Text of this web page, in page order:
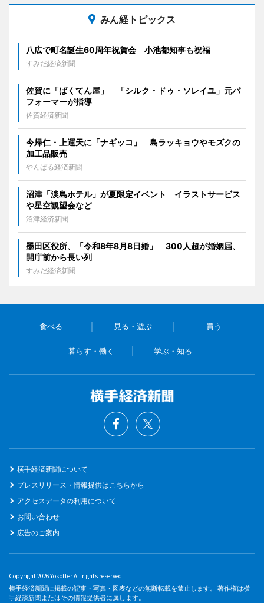
みん経トピックス
八広で町名誕生60周年祝賀会 小池都知事も祝福
すみだ経済新聞
佐賀に「ばくてん屋」 「シルク・ドゥ・ソレイユ」元パ
フォーマーが指導
佐賀経済新聞
今帰仁・上運天に「ナギッコ」 島ラッキョウやモズクの
加工品販売
やんばる経済新聞
沼津「淡島ホテル」が夏限定イベント イラストサービス
や星空観望会など
沼津経済新聞
墨田区役所、「令和8年8月8日婚」 300人超が婚姻届、
開庁前から長い列
すみだ経済新聞
食べる 見る・遊ぶ 買う
暮らす・働く 学ぶ・知る
横手経済新聞について
プレスリリース・情報提供はこちらから
アクセスデータの利用について
お問い合わせ
広告のご案内
Copyright 2026 Yokotter All rights reserved.
横手経済新聞に掲載の記事・写真・図表などの無断転載を禁止します。 著作権は横
手経済新聞またはその情報提供者に属します。